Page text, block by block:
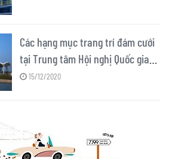
Các hạng mục trang trí đám cưới
tại Trung tâm Hội nghị Quốc gia
NCC15/12/2020